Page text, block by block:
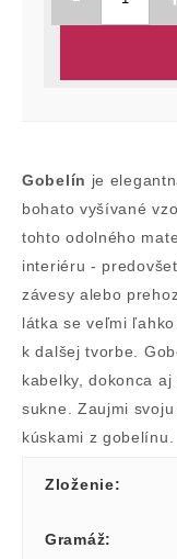
Gobelín je
bohato vyšívané
tohto odolného
interiéru -
závesy alebo
látka se veľmi
k dalšej tvorbe.
kabelky, dokonca
sukne. Zaujmi
kúskami z gobelínu.
Zloženie:
Gramáž: